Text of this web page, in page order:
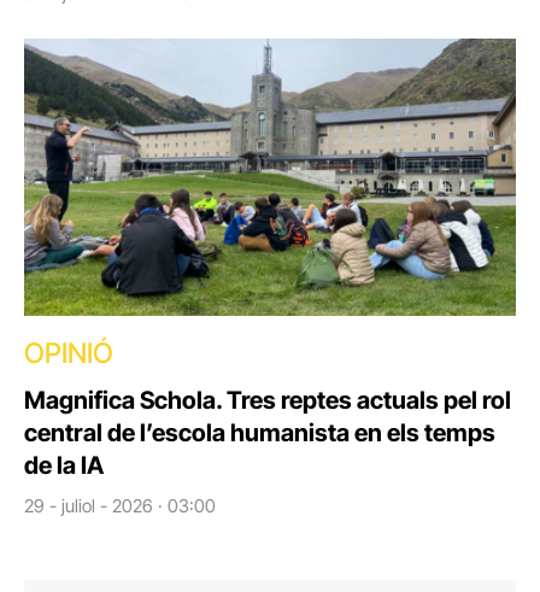
OPINIÓ
Magnifica Schola. Tres reptes actuals pel rol
central de l’escola humanista en els temps
de la IA
29 - juliol - 2026 · 03:00